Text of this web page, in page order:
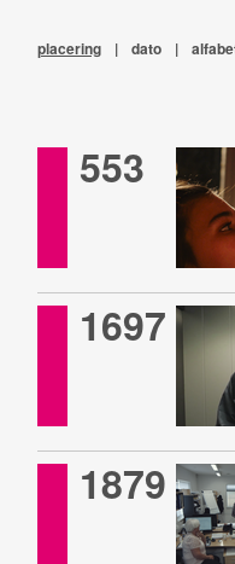
placering | dato |
553
1697
1879